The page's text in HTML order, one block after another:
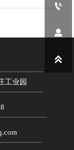
工业园


